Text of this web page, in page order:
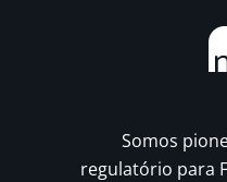
Somos
regulatório para